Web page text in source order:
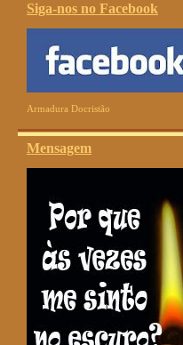
Siga-nos no Facebook
Armadura Docristão
Mensagem